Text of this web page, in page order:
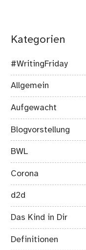
Kategorien
#WritingFriday
Allgemein
Aufgewacht
Blogvorstellung
BWL
Corona
d2d
Das Kind in Dir
Definitionen